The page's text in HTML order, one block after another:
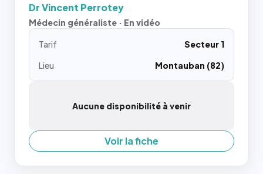
Dr Vincent Perrotey
Médecin généraliste · En vidéo
Tarif
Secteur 1
Lieu
Montauban (82)
Aucune disponibilité à venir
Voir la fiche